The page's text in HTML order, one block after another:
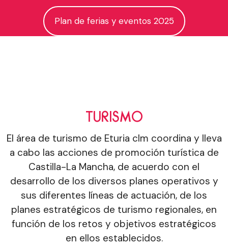
Plan de ferias y eventos 2025
TURISMO
El área de turismo de Eturia clm coordina y lleva
a cabo las acciones de promoción turística de
Castilla-La Mancha, de acuerdo con el
desarrollo de los diversos planes operativos y
sus diferentes líneas de actuación, de los
planes estratégicos de turismo regionales, en
función de los retos y objetivos estratégicos
en ellos establecidos.